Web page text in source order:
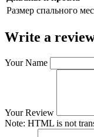
Размер спального
Write a
Your Name
Your Review
Note: HTML is not